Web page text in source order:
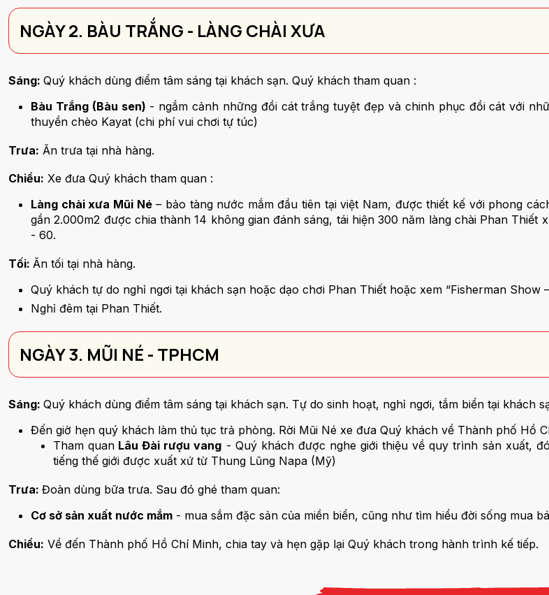
NGÀY 2. BÀU TRẮNG - LÀNG CHÀI XƯA
Sáng: Quý khách dùng điểm tâm sáng tại khách sạn. Quý khách tham quan :
Bàu Trắng (Bàu sen) - ngắm cảnh những đồi cát trắng tuyệt đẹp và chinh phục đồi cát với
thuyền chèo Kayat (chi phí vui chơi tự túc)
Trưa: Ăn trưa tại nhà hàng.
Chiều: Xe đưa Quý khách tham quan :
Làng chài xưa Mũi Né– bảo tàng nước mắm đầu tiên tại việt Nam, được thiết kế với phong
gần 2.000m2 được chia thành 14 không gian đánh sáng, tái hiện 300 năm làng chài Phan
- 60.
Tối: Ăn tối tại nhà hàng.
Quý khách tự do nghỉ ngơi tại khách sạn hoặc dạo chơi Phan Thiết hoặc xem “Fisherman Show
Nghỉ đêm tại Phan Thiết.
NGÀY 3. MŨI NÉ - TPHCM
Sáng: Quý khách dùng điểm tâm sáng tại khách sạn. Tự do sinh hoạt, nghỉ ngơi, tắm biển tại khách
Đến giờ hẹn quý khách làm thủ tục trả phòng. Rời Mũi Né xe đưa Quý khách về Thành phố Hồ
Tham quan Lâu Đài rượu vang - Quý khách được nghe giới thiệu về quy trình sản xuất,
tiếng thế giới được xuất xứ từ Thung Lũng Napa (Mỹ)
Trưa: Đoàn dùng bữa trưa. Sau đó ghé tham quan:
Cơ sở sản xuất nước mắm - mua sắm đặc sản của miền biển, cũng như tìm hiểu đời sống mua
Chiều: Về đến Thành phố Hồ Chí Minh, chia tay và hẹn gặp lại Quý khách trong hành trình kế tiếp.